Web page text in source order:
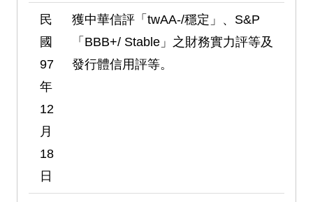
民
國
97
年
12
月
18
日
獲中華信評「twAA-/穩定」、S&P
「BBB+/ Stable」之財務實力評等及
發行體信用評等。